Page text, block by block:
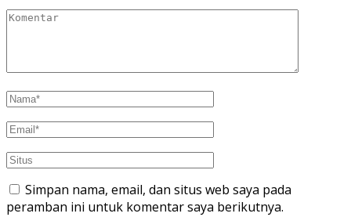
Simpan nama, email, dan situs web saya pada
peramban ini untuk komentar saya berikutnya.